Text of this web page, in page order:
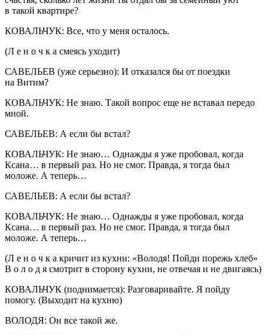
в такой квартире?
КОВАЛЬЧУК: Все, что у меня осталось.
(Л е н о ч к а смеясь уходит)
САВЕЛЬЕВ (уже серьезно): И отказался бы от поездки
на Витим?
КОВАЛЬЧУК: Не знаю. Такой вопрос еще не вставал передо
мной.
САВЕЛЬЕВ: А если бы встал?
КОВАЛЬЧУК: Не знаю… Однажды я уже пробовал, когда
Ксана… в первый раз. Но не смог. Правда, я тогда был
моложе. А теперь…
САВЕЛЬЕВ: А если бы встал?
КОВАЛЬЧУК: Не знаю… Однажды я уже пробовал, когда
Ксана… в первый раз. Но не смог. Правда, я тогда был
моложе. А теперь…
(Л е н о ч к а кричит из кухни: «Володя! Пойди порежь хлеб»
В о л о д я смотрит в сторону кухни, не отвечая и не двигаясь)
КОВАЛЬЧУК (поднимается): Разговаривайте. Я пойду
помогу. (Выходит на кухню)
ВОЛОДЯ: Он все такой же.